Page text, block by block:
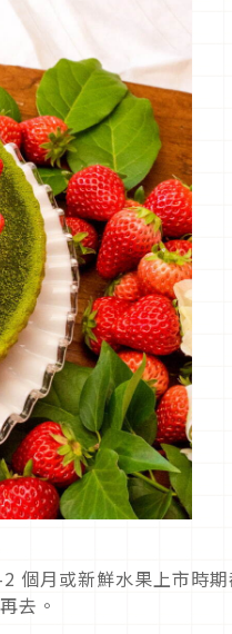
個月或新鮮水果上市時期
去。